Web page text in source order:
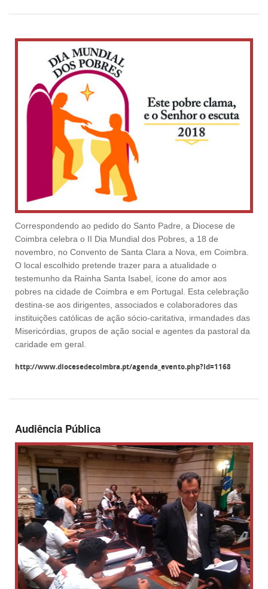
Correspondendo ao pedido do Santo Padre, a Diocese de
Coimbra celebra o II Dia Mundial dos Pobres, a 18 de
novembro, no Convento de Santa Clara a Nova, em Coimbra.
O local escolhido pretende trazer para a atualidade o
testemunho da Rainha Santa Isabel, ícone do amor aos
pobres na cidade de Coimbra e em Portugal. Esta celebração
destina-se aos dirigentes, associados e colaboradores das
instituições católicas de ação sócio-caritativa, irmandades das
Misericórdias, grupos de ação social e agentes da pastoral da
caridade em geral.
http://www.diocesedecoimbra.pt/agenda_evento.php?id=1168
Audiência Pública